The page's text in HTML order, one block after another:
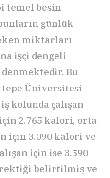
temel besin
günlük
miktarları
işçi dengeli
Bu
Üniversitesi
kolunda çalışan
2.765 kalori, orta
için 3.090 kalori ve
için ise 3.590
belirtilmiş ve